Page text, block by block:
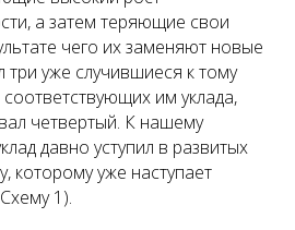
а затем теряющие свои
чего их заменяют новые
три уже случившиеся к тому
им уклада,
четвертый. К нашему
давно уступил в развитых
которому уже наступает
1).